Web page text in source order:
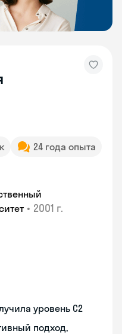
24 года опыта
• 2001 г.
уровень С2
подход,